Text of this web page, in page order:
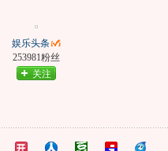
娱乐头条
253981粉丝
关注